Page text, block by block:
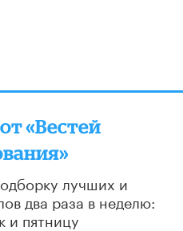
«Вестей
лучших и
два раза в неделю:
и пятницу